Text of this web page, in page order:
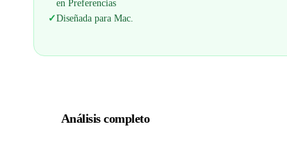
en Preferencias
✓Diseñada para Mac.
Análisis completo